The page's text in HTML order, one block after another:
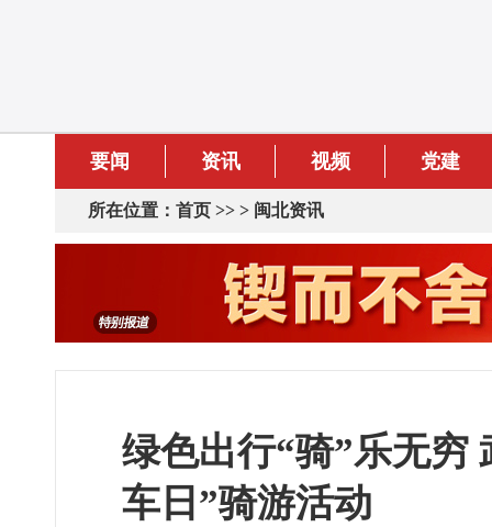
要闻 资讯 视频 党建
所在位置： 首页 >> > 闽北资讯
绿色出行“骑”乐无穷
车日”骑游活动